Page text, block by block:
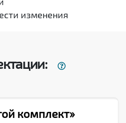
изменения
комплект»